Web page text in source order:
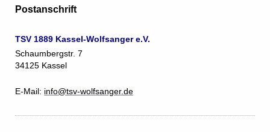
Postanschrift
TSV 1889 Kassel-Wolfsanger e.V.
Schaumbergstr. 7
34125 Kassel
E-Mail: info@tsv-wolfsanger.de